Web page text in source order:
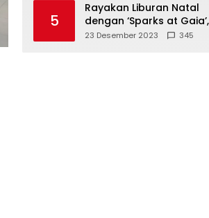
5
Rayakan Liburan Natal
dengan ‘Sparks at Gaia’,
Sajikan Tempat Foto
23 Desember 2023 345